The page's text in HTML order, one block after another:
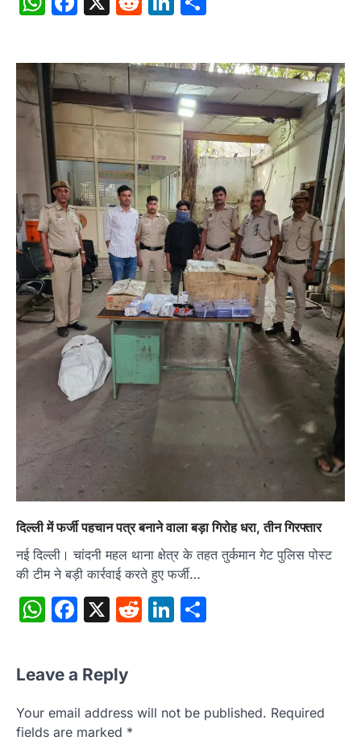
दिल्ली में फर्जी पहचान पत्र बनाने वाला बड़ा गिरोह धरा, तीन गिरफ्तार
नई दिल्ली। चांदनी महल थाना क्षेत्र के तहत तुर्कमान गेट पुलिस पोस्ट
की टीम ने बड़ी कार्रवाई करते हुए फर्जी…
WhatsApp
Facebook
X RedditLinkedIn
Leave a Reply
Your email address will not be published. Required
fields are marked *